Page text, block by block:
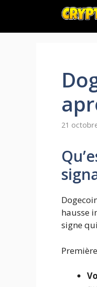
contenu
21
hausse
signe